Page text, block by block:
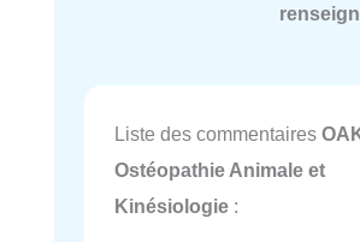
Liste des commentaires
Ostéopathie Animale et
Kinésiologie :